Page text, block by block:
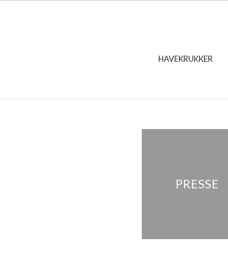
HAVEKRUKKER
PRESSE